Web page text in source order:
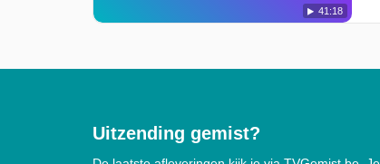
41:18
Uitzending gemist?